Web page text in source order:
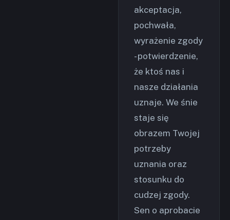
akceptacja,
pochwała,
wyrażenie zgody
- potwierdzenie,
że ktoś nas i
nasze działania
uznaje. We śnie
staje się
obrazem Twojej
potrzeby
uznania oraz
stosunku do
cudzej zgody.
Sen o aprobacie